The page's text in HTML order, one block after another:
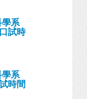
學系
試時
學系
時間